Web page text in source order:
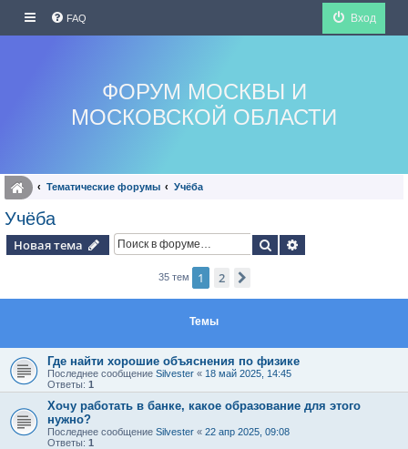
FAQ Вход
ФОРУМ МОСКВЫ И
МОСКОВСКОЙ ОБЛАСТИ
Тематические форумы Учёба
Учёба
Новая тема Поиск
35 тем 1 2
Темы
Где найти хорошие объяснения по физике
Последнее сообщение Silvester « 18 май 2025, 14:45
Ответы: 1
Хочу работать в банке, какое образование для этого
нужно?
Последнее сообщение Silvester « 22 апр 2025, 09:08
Ответы: 1